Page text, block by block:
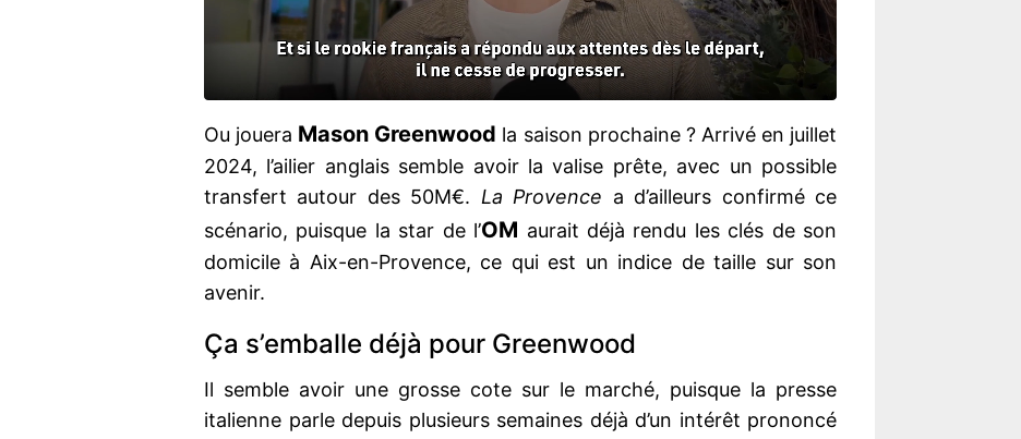
Ou jouera Mason Greenwood la saison prochaine ? Arrivé en juillet
2024, l’ailier anglais semble avoir la valise prête, avec un possible
transfert autour des 50M€. La Provence a d’ailleurs confirmé ce
scénario, puisque la star de l’OM aurait déjà rendu les clés de son
domicile à Aix-en-Provence, ce qui est un indice de taille sur son
avenir.
Ça s’emballe déjà pour Greenwood
Il semble avoir une grosse cote sur le marché, puisque la presse
italienne parle depuis plusieurs semaines déjà d’un intérêt prononcé